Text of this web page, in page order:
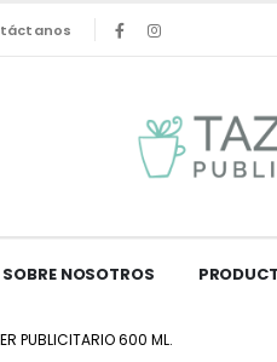
SOBRE NOSOTROS
PUBLICITARIO 600 ML.